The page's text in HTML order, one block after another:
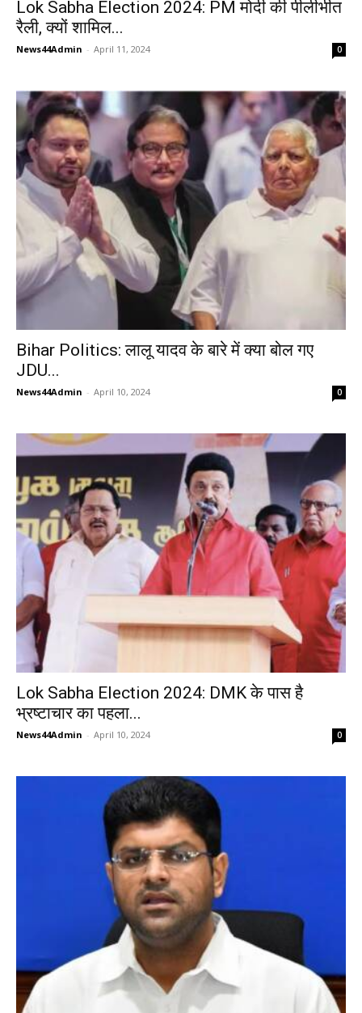
Lok Sabha Election 2024: PM मोदी की पीलीभीत
रैली, क्यों शामिल...
News44Admin - April 11, 2024 0
Bihar Politics: लालू यादव के बारे में क्या बोल गए
JDU...
News44Admin - April 10, 2024 0
Lok Sabha Election 2024: DMK के पास है
भ्रष्टाचार का पहला...
News44Admin - April 10, 2024 0